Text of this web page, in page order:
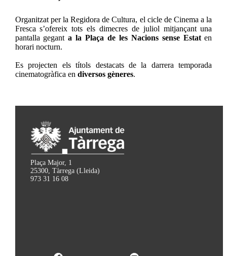
Organitzat per la Regidora de Cultura, el cicle de Cinema a la
Fresca s’ofereix tots els dimecres de juliol mitjançant una
pantalla geganta la Plaça de les Nacions sense Estaten
horari nocturn.
Es projecten els títols destacats de la darrera temporada
cinematogràfica en diversos gèneres.
Plaça Major, 1
25300, Tàrrega (Lleida)
973 31 16 08